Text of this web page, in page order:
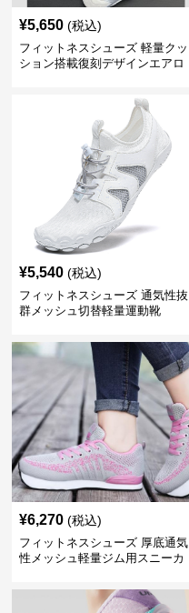
¥5,650 (税込)
フィットネスシューズ 軽量クッ
ション搭載復刻デザインエアロ
¥5,540 (税込)
フィットネスシューズ 通気性抜
群メッシュ切替軽量運動靴
¥6,270 (税込)
フィットネスシューズ 厚底通気
性メッシュ軽量ジム用スニーカ